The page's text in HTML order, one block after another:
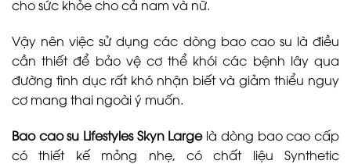
cho sức khỏe cho cả nam và nữ.
Vậy nên việc sử dụng các dòng bao cao su là điều
cần thiết để bảo vệ cơ thể khói các bệnh lây qua
đường tình dục rất khó nhận biết và giảm thiểu nguy
cơ mang thai ngoài ý muốn.
Bao cao su Lifestyles Skyn Largelà dòng bao cao cấp
có thiết kế mỏng nhẹ, có chất liệu Synthetic